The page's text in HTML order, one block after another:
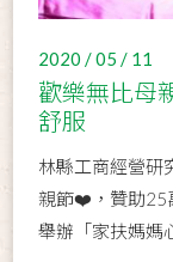
2020 / 05 / 11
歡樂無比母
舒服
林縣工商經營研
親節❤️，贊助25
舉辦「家扶媽媽